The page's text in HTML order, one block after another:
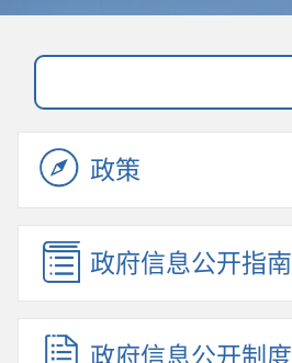
政策
政府信息公开指南
政府信息公开制度